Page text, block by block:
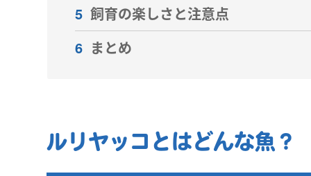
5 飼育の楽しさと注意点
6 まとめ
ルリヤッコとはどんな魚？